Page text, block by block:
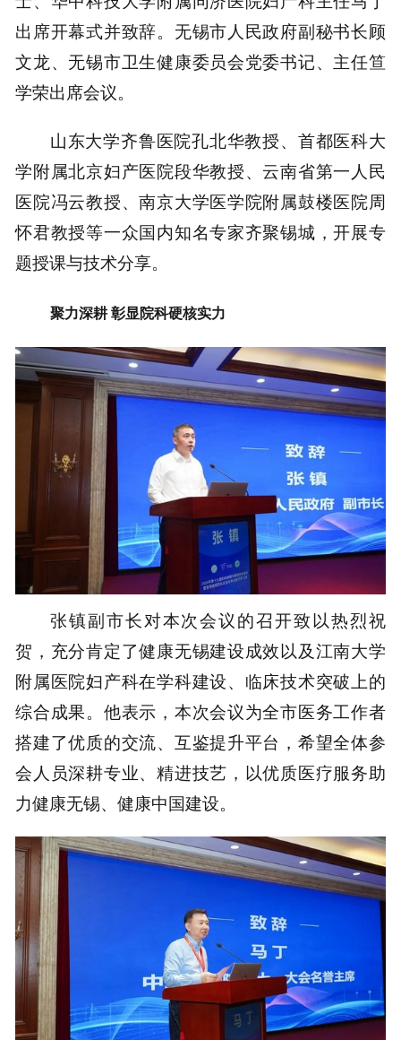
出席开幕式并致辞。无锡市人民政府副秘书长顾
文龙、无锡市卫生健康委员会党委书记、主任笪
学荣出席会议。
山东大学齐鲁医院孔北华教授、首都医科大
学附属北京妇产医院段华教授、云南省第一人民
医院冯云教授、南京大学医学院附属鼓楼医院周
怀君教授等一众国内知名专家齐聚锡城，开展专
题授课与技术分享。
聚力深耕 彰显院科硬核实力
张镇副市长对本次会议的召开致以热烈祝
贺，充分肯定了健康无锡建设成效以及江南大学
附属医院妇产科在学科建设、临床技术突破上的
综合成果。他表示，本次会议为全市医务工作者
搭建了优质的交流、互鉴提升平台，希望全体参
会人员深耕专业、精进技艺，以优质医疗服务助
力健康无锡、健康中国建设。